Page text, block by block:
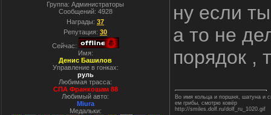
Группа: Администраторы
Сообщений: 4928
Награды: 37
Репутация: 30
Сейчас:
Имя:
Денис Башилов
Управление в гонках:
руль
Любимая трасса:
СПА Франкошам 88
Любимый авто:
Miura
Медальки:
ну если
а то не
порядок ,
Во имя кольца и поршня, шатуна и
ем грибы, смотрю ковёр
http://smiles.dolf.ru/dolf_ru_1020.gif